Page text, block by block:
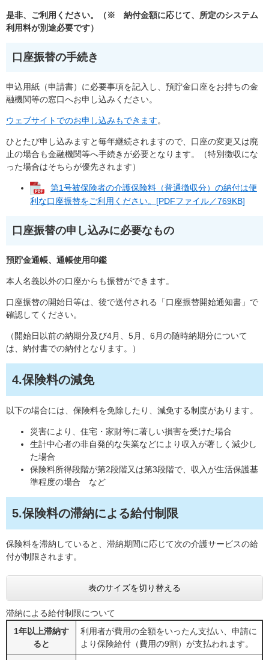
是非、ご利用ください。（※ 納付金額に応じて、所定のシステム
利用料が別途必要です）
口座振替の手続き
申込用紙（申請書）に必要事項を記入し、預貯金口座をお持ちの金
融機関等の窓口へお申し込みください。
ウェブサイトでのお申し込みもできます。
ひとたび申し込みますと毎年継続されますので、口座の変更又は廃
止の場合も金融機関等へ手続きが必要となります。（特別徴収にな
った場合はそちらが優先されます）
第1号被保険者の介護保険料（普通徴収分）の納付は便
利な口座振替をご利用ください。[PDFファイル／769KB]
口座振替の申し込みに必要なもの
預貯金通帳、通帳使用印鑑
本人名義以外の口座からも振替ができます。
口座振替の開始日等は、後で送付される「口座振替開始通知書」で
確認してください。
（開始日以前の納期分及び4月、5月、6月の随時納期分について
は、納付書での納付となります。）
4.保険料の減免
以下の場合には、保険料を免除したり、減免する制度があります。
災害により、住宅・家財等に著しい損害を受けた場合
生計中心者の非自発的な失業などにより収入が著しく減少し
た場合
保険料所得段階が第2段階又は第3段階で、収入が生活保護基
準程度の場合 など
5.保険料の滞納による給付制限
保険料を滞納していると、滞納期間に応じて次の介護サービスの給
付が制限されます。
表のサイズを切り替える
滞納による給付制限について
1年以上滞納す
ると
利用者が費用の全額をいったん支払い、申請に
より保険給付（費用の9割）が支払われます。